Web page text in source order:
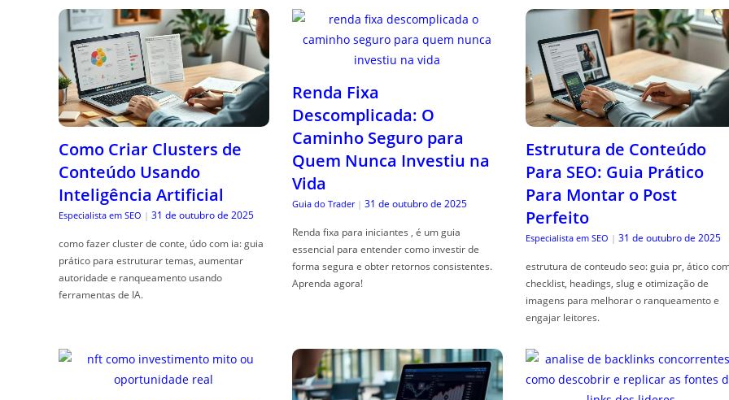
Como Criar Clusters de
Conteúdo Usando
Inteligência Artificial
Especialista em SEO | 31 de outubro de 2025
como fazer cluster de conte, údo com ia: guia
prático para estruturar temas, aumentar
autoridade e ranqueamento usando
ferramentas de IA.
Renda Fixa
Descomplicada: O
Caminho Seguro para
Quem Nunca Investiu na
Vida
Guia do Trader | 31 de outubro de 2025
Renda fixa para iniciantes , é um guia
essencial para entender como investir de
forma segura e obter retornos consistentes.
Aprenda agora!
Estrutura de Conteúdo
Para SEO: Guia Prático
Para Montar o Post
Perfeito
Especialista em SEO | 31 de outubro de 2025
estrutura de conteudo seo: guia pr, ático
checklist, headings, slug e otimização de
imagens para melhorar o ranqueamento e
engajar leitores.